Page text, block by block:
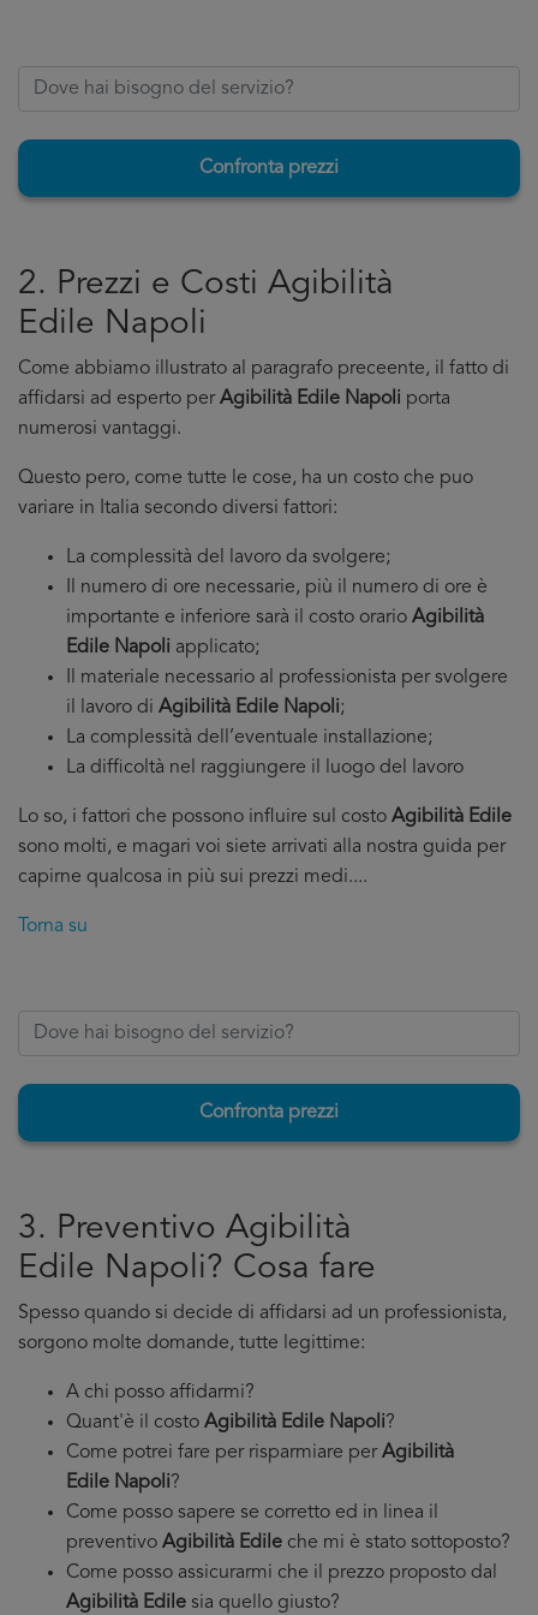
Confronta prezzi
2. Prezzi e Costi Agibilità
Edile Napoli
Come abbiamo illustrato al paragrafo preceente, il fatto di
affidarsi ad esperto perAgibilità Edile Napoli porta
numerosi vantaggi.
Questo pero, come tutte le cose, ha un costo che puo
variare in Italia secondo diversi fattori:
La complessità del lavoro da svolgere;
Il numero di ore necessarie, più il numero di ore è
importante e inferiore sarà il costo orario Agibilità
Edile Napoli applicato;
Il materiale necessario al professionista per svolgere
il lavoro di Agibilità Edile Napoli;
La complessità dell’eventuale installazione;
La difficoltà nel raggiungere il luogo del lavoro
Lo so, i fattori che possono influire sul costo Agibilità Edile
sono molti, e magari voi siete arrivati alla nostra guida per
capirne qualcosa in più sui prezzi medi....
Torna su
Confronta prezzi
3. Preventivo Agibilità
Edile Napoli? Cosa fare
Spesso quando si decide di affidarsi ad un professionista,
sorgono molte domande, tutte legittime:
A chi posso affidarmi?
Quant'è il costo Agibilità Edile Napoli?
Come potrei fare per risparmiare perAgibilità
Edile Napoli?
Come posso sapere se corretto ed in linea il
preventivo Agibilità Edile che mi è stato sottoposto?
Come posso assicurarmi che il prezzo proposto dal
Agibilità Edile sia quello giusto?